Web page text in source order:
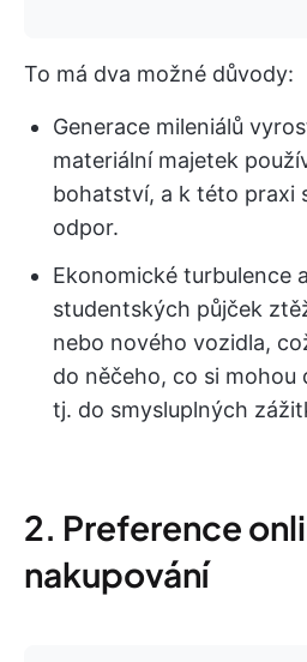
To má dva možné důvody:
Generace mileniálů
materiální majetek
bohatství, a k této praxi
odpor.
Ekonomické turbulence
studentských půjček
nebo nového vozidla,
do něčeho, co si mohou
tj. do smysluplných
2. Preference
nakupování